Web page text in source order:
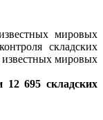
мировых
складских
мировых
12 695 складских